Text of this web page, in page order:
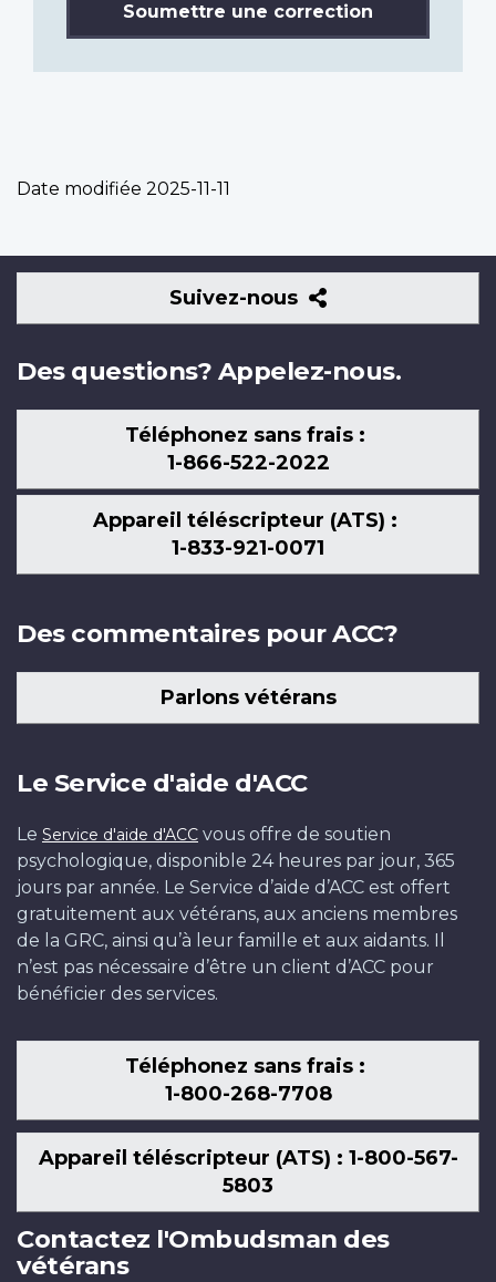
Soumettre une correction
Date modifiée 2025-11-11
Suivez-nous
Suivez-
nous
Des questions? Appelez-nous.
Téléphonez sans frais :
1-866-522-2022
Appareil téléscripteur (ATS) :
1-833-921-0071
Des commentaires pour ACC?
Parlons vétérans
Le Service d'aide d'ACC
Le Service d'aide d'ACC vous offre de soutien
psychologique, disponible 24 heures par jour, 365
jours par année. Le Service d’aide d’ACC est offert
gratuitement aux vétérans, aux anciens membres
de la GRC, ainsi qu’à leur famille et aux aidants. Il
n’est pas nécessaire d’être un client d’ACC pour
bénéficier des services.
Téléphonez sans frais :
1-800-268-7708
Appareil téléscripteur (ATS) : 1-800-567-
5803
Contactez l'Ombudsman des
vétérans